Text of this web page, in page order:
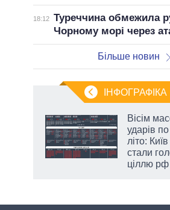
18:12 Туреччина обмежила
Чорному морі через
Більше новин
ІНФОГРАФІКА
Вісім
ударів по
літо:
стали
ціллю рф